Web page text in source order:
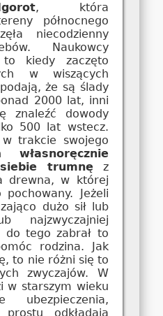
, która
północnego
niecodzienny
Naukowcy
kiedy zaczęto
w wiszących
że są ślady
2000 lat, inni
znaleźć dowody
500 lat wstecz.
w trakcie swojego
własnoręcznie
trumnę z
drewna, w której
pochowany. Jeżeli
dużo sił lub
najzwyczajniej
tego zabrał to
rodzina. Jak
to nie różni się to
zwyczajów. W
w starszym wieku
ubezpieczenia,
odkładają